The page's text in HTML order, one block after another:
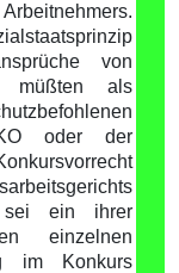
von
müßten als
oder der
sei ein ihrer
einzelnen
im Konkurs